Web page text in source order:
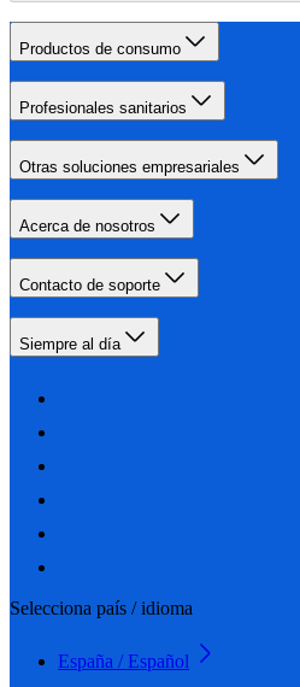
Productos de consumo
Profesionales sanitarios
Otras soluciones empresariales
Acerca de nosotros
Contacto de soporte
Siempre al día
Selecciona país / idioma
España / Español